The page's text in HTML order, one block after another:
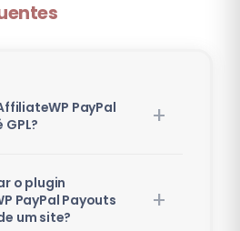
PayPal
o plugin
PayPal Payouts
um site?